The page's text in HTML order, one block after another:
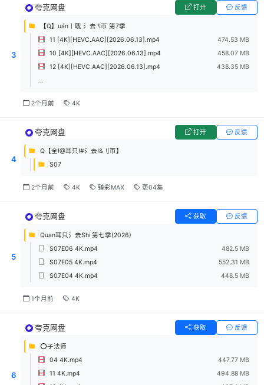
3
夸克网盘 打开 反馈
【Q】uán丨聀 氵去 ﾘ帀 第7季
11 [4K][HEVC.AAC][2026.06.13].mp4
474.53 MB
10 [4K][HEVC.AAC][2026.06.13].mp4
458.07 MB
12 [4K][HEVC.AAC][2026.06.13].mp4
438.35 MB
...
2个月前 4K
4
夸克网盘 打开 反馈
Q【全!@耳只!#氵去!&刂帀】
S07
2个月前 4K 臻彩MAX 更04集
5
夸克网盘 获取 反馈
Quan耳只氵去Shi 第七季(2026)
S07E06 4K.mp4
482.5 MB
S07E05 4K.mp4
552.31 MB
S07E04 4K.mp4
448.5 MB
1个月前 4K
6
夸克网盘 获取 反馈
⭕子法师
04 4K.mp4
447.77 MB
11 4K.mp4
494.88 MB